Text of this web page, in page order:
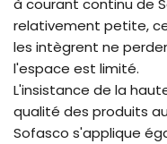
à courant continu de
relativement petite,
les intègrent ne
l'espace est limité.
L'insistance de la
qualité des produits
Sofasco s'applique